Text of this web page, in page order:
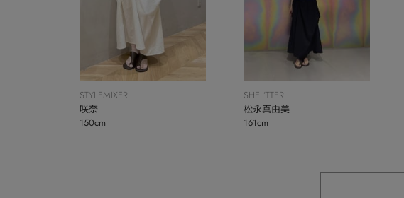
STYLEMIXER
咲奈
150cm
SHEL’TTER
松永真由美
161cm